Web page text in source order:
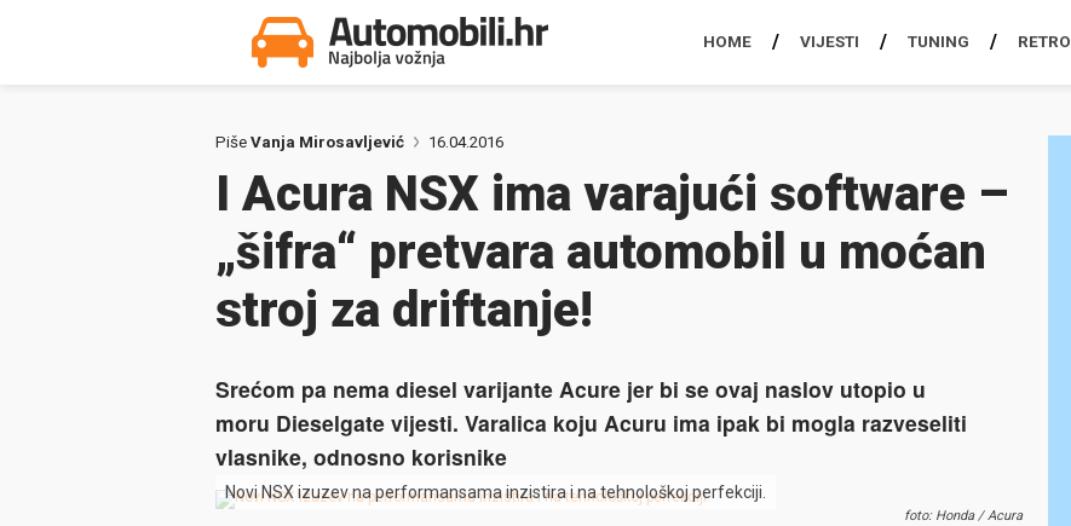
HOME VIJESTI TUNING RETRO
Piše Vanja Mirosavljević 16.04.2016
I Acura NSX ima varajući software –
„šifra“ pretvara automobil u moćan
stroj za driftanje!
Srećom pa nema diesel varijante Acure jer bi se ovaj naslov utopio u
moru Dieselgate vijesti. Varalica koju Acuru ima ipak bi mogla razveseliti
vlasnike, odnosno korisnike
Novi NSX izuzev na performansama inzistira i na tehnološkoj perfekciji.
foto: Honda / Acura